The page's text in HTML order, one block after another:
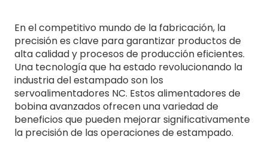
En el competitivo mundo de la fabricación, la
precisión es clave para garantizar productos de
alta calidad y procesos de producción eficientes.
Una tecnología que ha estado revolucionando la
industria del estampado son los
servoalimentadores NC. Estos alimentadores de
bobina avanzados ofrecen una variedad de
beneficios que pueden mejorar significativamente
la precisión de las operaciones de estampado.